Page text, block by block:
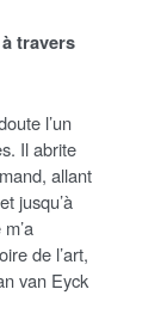
travers
l’un
Il abrite
allant
et jusqu’à
de l’art,
van Eyck